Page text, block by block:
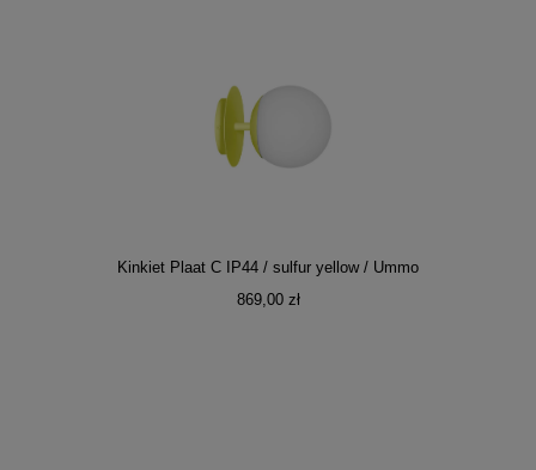
Kinkiet Plaat C IP44 / sulfur yellow / Ummo
869,00 zł